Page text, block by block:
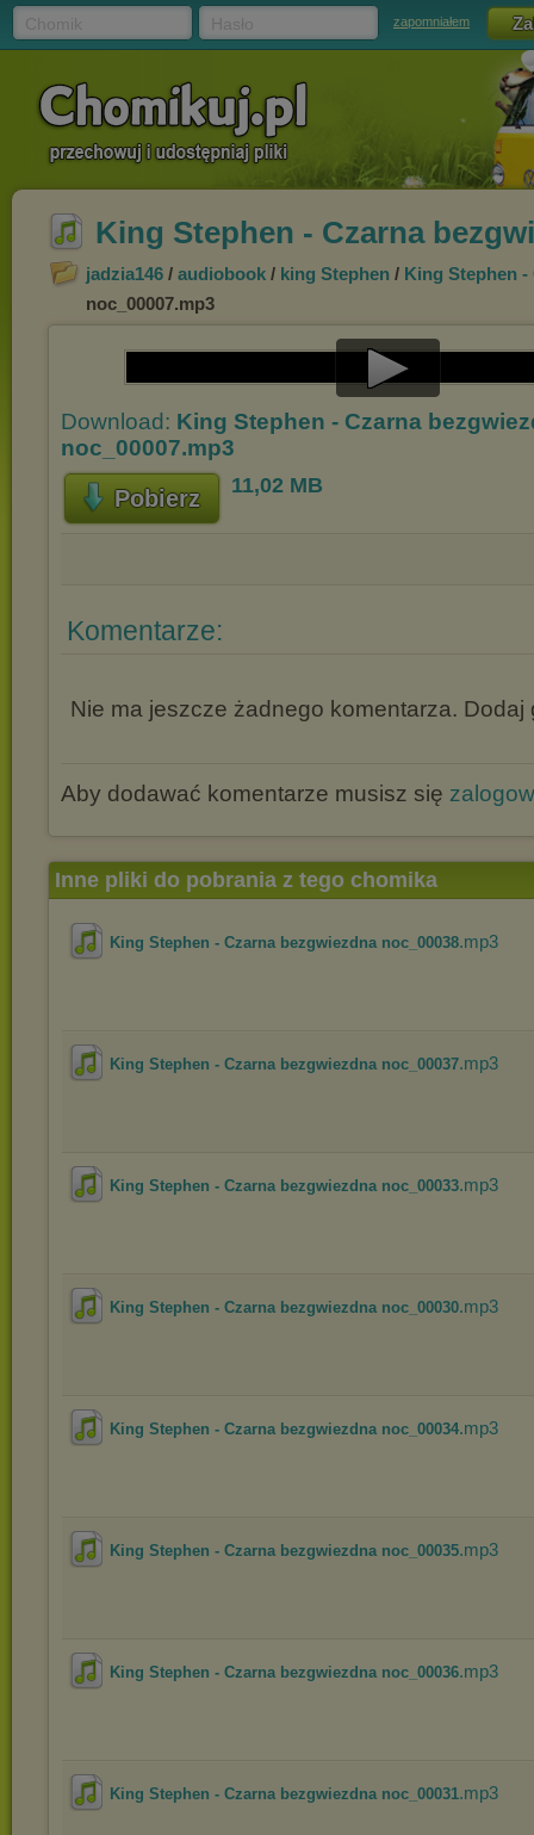
zapomniałem
King Stephen - Czarna
jadzia146 / audiobook / king Stephen / King Stephen
noc_00007.mp3
Play
Download: King Stephen - Czarna
noc_00007.mp3
Pobierz 11,02 MB
Komentarze:
Nie ma jeszcze żadnego komentarza. Dodaj
Aby dodawać komentarze musisz się
Inne pliki do pobrania z tego chomika
King Stephen - Czarna bezgwiezdna noc_00038.mp3
King Stephen - Czarna bezgwiezdna noc_00037.mp3
King Stephen - Czarna bezgwiezdna noc_00033.mp3
King Stephen - Czarna bezgwiezdna noc_00030.mp3
King Stephen - Czarna bezgwiezdna noc_00034.mp3
King Stephen - Czarna bezgwiezdna noc_00035.mp3
King Stephen - Czarna bezgwiezdna noc_00036.mp3
King Stephen - Czarna bezgwiezdna noc_00031.mp3